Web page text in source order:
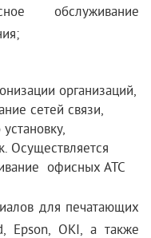
обслуживание
организаций,
сетей связи,
Осуществляется
офисных АТС
для печатающих
Epson, OKI, а также